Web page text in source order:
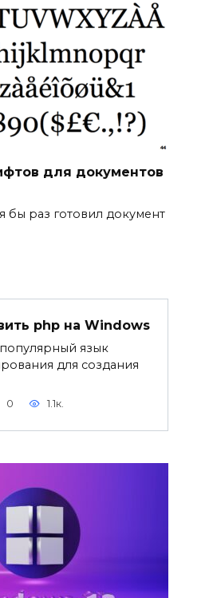
для документов
бы раз готовил документ
php на Windows
язык
для создания
0 1.1к.